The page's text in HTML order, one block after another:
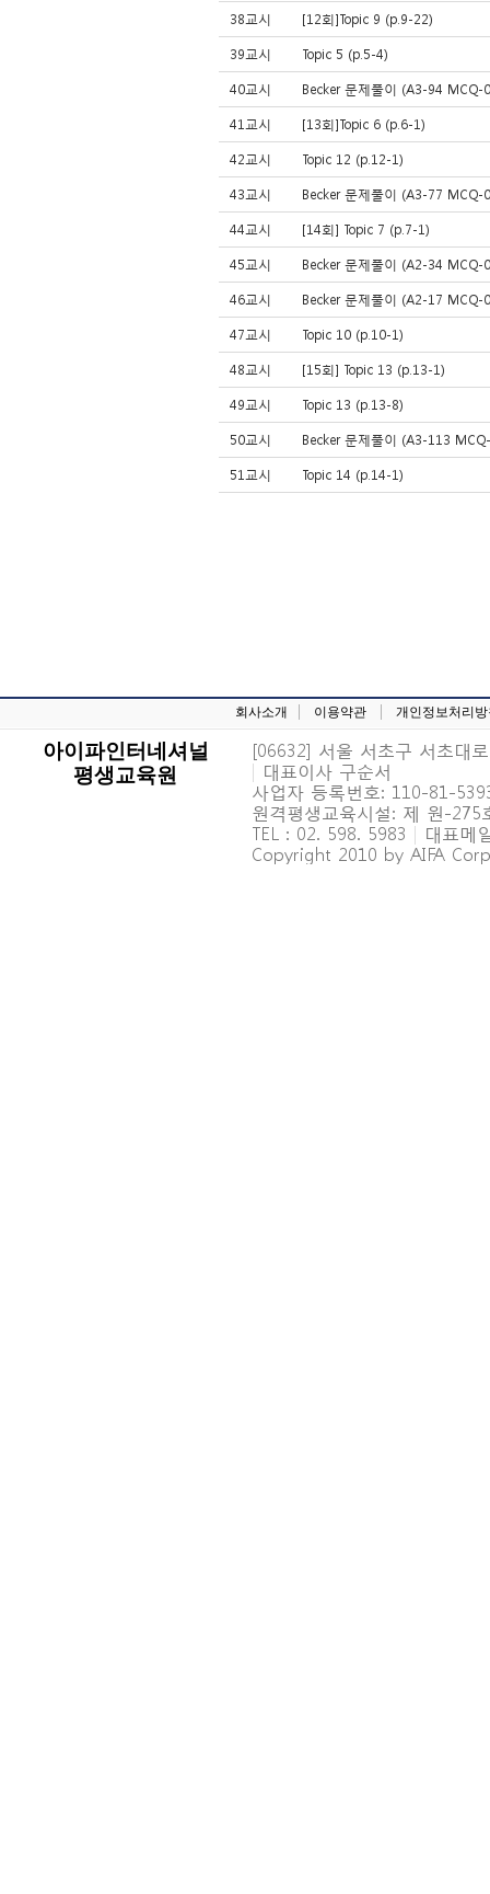
38교시 [12회]Topic 9 (p.9-22)
39교시 Topic 5 (p.5-4)
40교시 Becker 문제풀이 (A3-94
41교시 [13회]Topic 6 (p.6-1)
42교시 Topic 12 (p.12-1)
43교시 Becker 문제풀이 (A3-77
44교시 [14회] Topic 7 (p.7-1)
45교시 Becker 문제풀이 (A2-34
46교시 Becker 문제풀이 (A2-17
47교시 Topic 10 (p.10-1)
48교시 [15회] Topic 13 (p.13-1)
49교시 Topic 13 (p.13-8)
50교시 Becker 문제풀이 (A3-113
51교시 Topic 14 (p.14-1)
회사소개 이용약관 개인정보처리
아이파인터네셔널
평생교육원
[06632] 서울 서초구 서초대
| 대표이사 구순서
사업자 등록번호: 110-81-
원격평생교육시설: 제 원-
TEL : 02. 598. 5983 | 대표메
Copyright 2010 by AIFA